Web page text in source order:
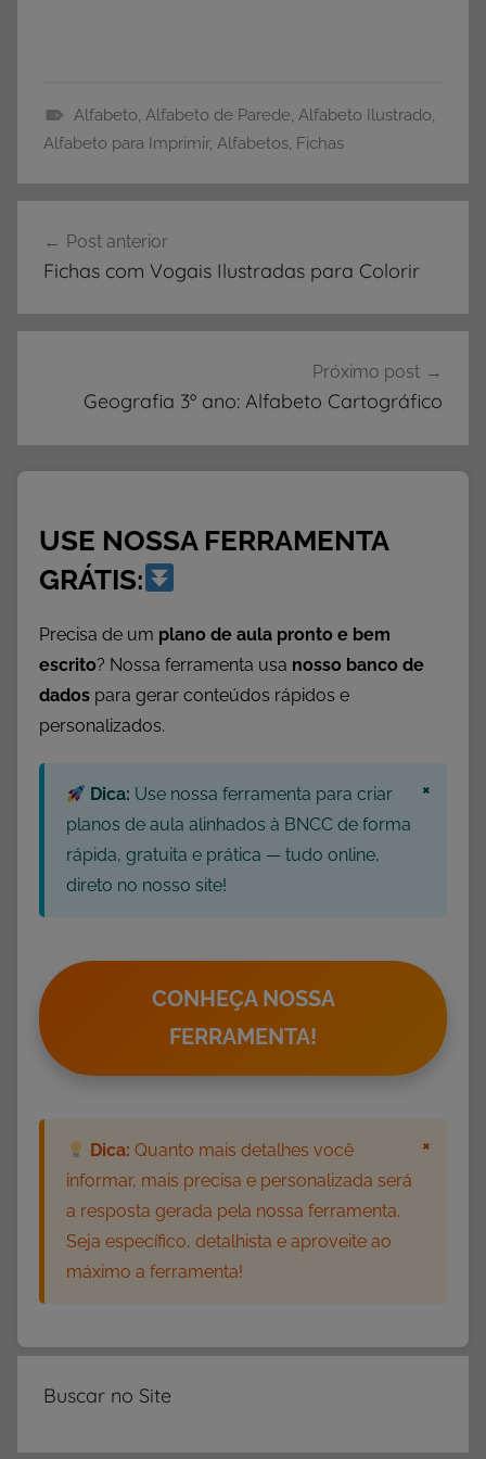
A
f
e
t
t
o
o
r
i
b
t
e
A
t
Alfabeto Alfabeto de Parede Alfabeto Ilustrado
Alfabeto para Imprimir, Alfabetos Fichas
de
Post anterior
Fichas com Vogais Ilustradas para Colorir
Próximo post
Geografia 3º ano: Alfabeto Cartográfico
USE NOSSA FERRAMENTA
GRÁTIS:
Precisa de um plano de aula pronto e bem
escrito? Nossa ferramenta usa nosso banco de
dados para gerar conteúdos rápidos e
personalizados.
Dica: Use nossa ferramenta para criar
planos de aula alinhados à BNCC de forma
rápida, gratuita e prática — tudo online,
direto no nosso site!
×
CONHEÇA NOSSA
FERRAMENTA!
Dica: Quanto mais detalhes você
informar, mais precisa e personalizada será
a resposta gerada pela nossa ferramenta.
Seja específico, detalhista e aproveite ao
máximo a ferramenta!
×
Buscar no Site